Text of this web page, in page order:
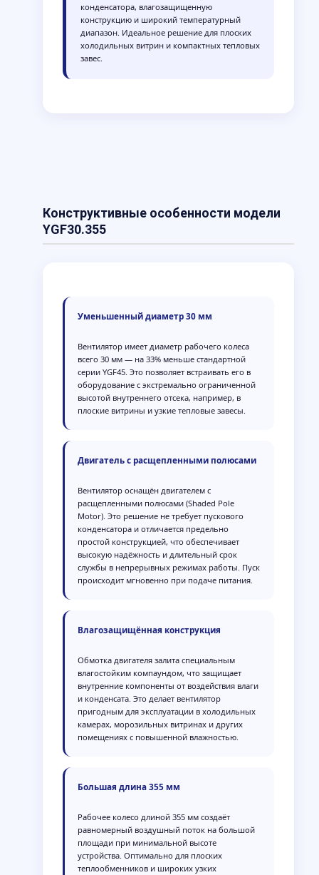
конденсатора, влагозащищенную
конструкцию и широкий температурный
диапазон. Идеальное решение для плоских
холодильных витрин и компактных тепловых
завес.
Конструктивные особенности модели
YGF30.355
Уменьшенный диаметр 30 мм
Вентилятор имеет диаметр рабочего колеса
всего 30 мм — на 33% меньше стандартной
серии YGF45. Это позволяет встраивать его в
оборудование с экстремально ограниченной
высотой внутреннего отсека, например, в
плоские витрины и узкие тепловые завесы.
Двигатель с расщепленными полюсами
Вентилятор оснащён двигателем с
расщепленными полюсами (Shaded Pole
Motor). Это решение не требует пускового
конденсатора и отличается предельно
простой конструкцией, что обеспечивает
высокую надёжность и длительный срок
службы в непрерывных режимах работы. Пуск
происходит мгновенно при подаче питания.
Влагозащищённая конструкция
Обмотка двигателя залита специальным
влагостойким компаундом, что защищает
внутренние компоненты от воздействия влаги
и конденсата. Это делает вентилятор
пригодным для эксплуатации в холодильных
камерах, морозильных витринах и других
помещениях с повышенной влажностью.
Большая длина 355 мм
Рабочее колесо длиной 355 мм создаёт
равномерный воздушный поток на большой
площади при минимальной высоте
устройства. Оптимально для плоских
теплообменников и широких узких